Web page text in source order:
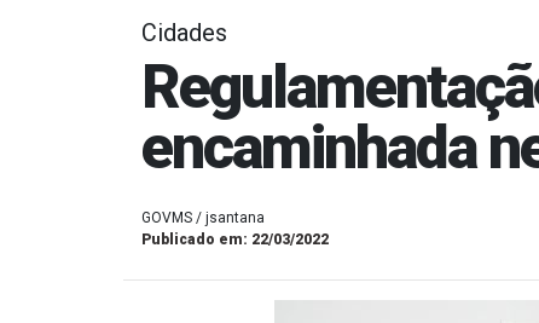
Cidades
encaminhada
GOVMS / jsantana
Publicado em: 22/03/2022